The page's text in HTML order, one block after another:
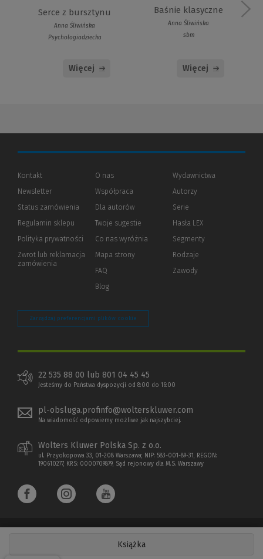
Książka
Serce z bursztynu
Anna Śliwińska
Psychologiadziecka
Więcej
Baśnie klasyczne
Anna Śliwińska
sbm
Więcej
Kontakt
Newsletter
Status zamówienia
Regulamin sklepu
Polityka prywatności (Nowe
(Link
innej
Zwrot lub reklamacja
zamówienia
O nas
Współpraca
Dla autorów(Nowe
(Link
innej
strony)
Twoje sugestie
Co nas wyróżnia
Mapa strony
FAQ
Blog
Wydawnictwa
Autorzy
Serie
Hasła LEX
Segmenty
Rodzaje
Zawody
Zarządzaj preferencjami plików cookie
22 535 88 00 lub 801 04 45 45
Jesteśmy do Państwa dyspozycji od 8:00 do 16:00
pl-obsluga.profinfo@wolterskluwer.com
Na wiadomość odpowiemy możliwe jak najszybciej.
Wolters Kluwer Polska Sp. z o.o.
ul. Przyokopowa 33, 01-208 Warszawa; NIP: 583-001-89-31, REGON:
190610277, KRS: 0000709879, Sąd rejonowy dla M.S. Warszawy